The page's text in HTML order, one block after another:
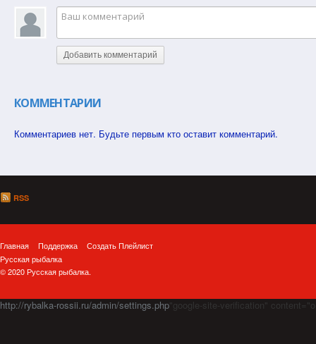
Добавить комментарий
КОММЕНТАРИИ
Комментариев нет. Будьте первым кто оставит комментарий.
RSS
Главная Поддержка
Создать Плейлист
Русская рыбалка
© 2020 Русская рыбалка.
http://rybalka-rossii.ru/admin/settings.php"google-site-verification"